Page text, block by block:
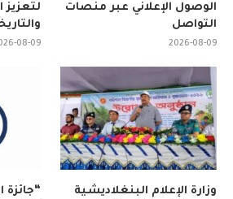
لتعزيز
08-09
الوصول الإعلاني عبر منصات
التواصل
2026-08-09
“جائزة
وزارة الإعلام البنغلاديشية